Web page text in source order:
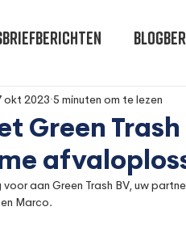
Green
okt 2023 5 minuten om te lezen
voor aan Green Trash BV, uw
Marco.